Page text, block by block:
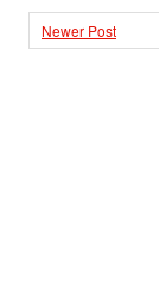
Newer Post